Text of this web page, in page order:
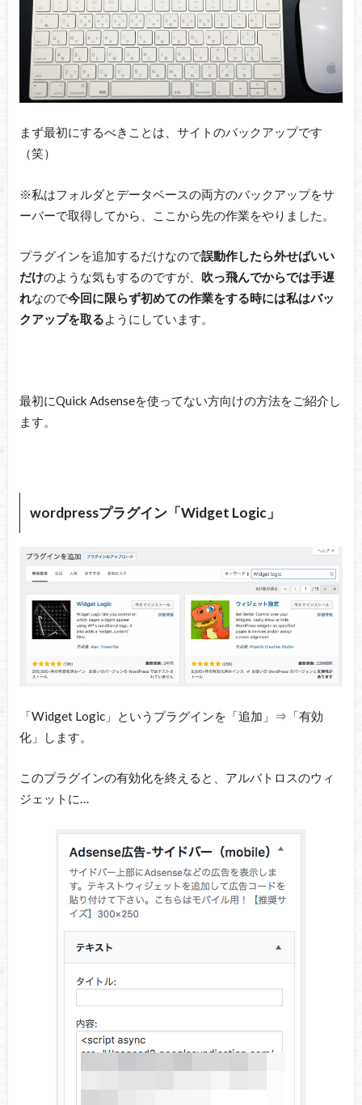
まず最初にするべきことは、サイトのバックアップです
（笑）
※私はフォルダとデータベースの両方のバックアップをサ
ーバーで取得してから、ここから先の作業をやりました。
プラグインを追加するだけなので誤動作したら外せばいい
だけのような気もするのですが、 吹っ飛んでからでは手遅
れなので今回に限らず初めての作業をする時には私はバッ
クアップを取るようにしています。
最初にQuick Adsenseを使ってない方向けの方法をご紹介し
ます。
wordpressプラグイン「Widget Logic」
「Widget Logic」というプラグインを「追加」⇒「有効
化」します。
このプラグインの有効化を終えると、アルバトロスのウィ
ジェットに…